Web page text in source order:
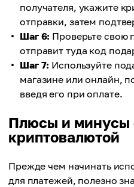
получателя, укажите
отправки, затем
Шаг 6: Проверьте свою
отправит туда код
Шаг 7: Используйте
магазине или онлайн,
введя его при оплате.
Плюсы и минусы
криптовалютой
Прежде чем начинать
для платежей, полезно